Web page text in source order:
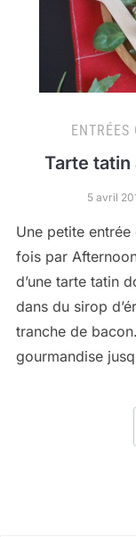
ENTRÉES
Tarte tatin
5 avril
Une petite entrée
fois par
d’une tarte tatin
dans du sirop
tranche de
gourmandise